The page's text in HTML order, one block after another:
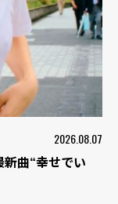
2026.08.07
曲“幸せでい